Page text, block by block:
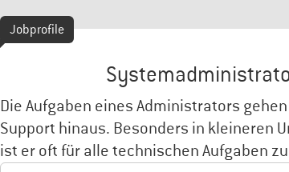
Jobprofile
Die Aufgaben eines Administrators
Support hinaus. Besonders in kleineren
ist er oft für alle technischen Aufgaben